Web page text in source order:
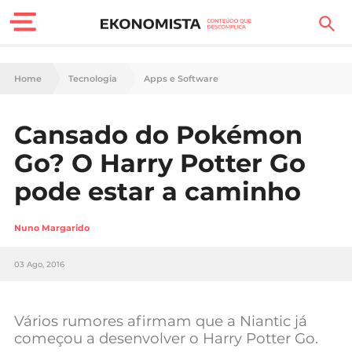
Finanças Pessoais
Carreira
Casa
Lifestyle
Sociedade
Negócios
Home Tecnologia Apps e Software
Cansado do Pokémon
Go? O Harry Potter Go
pode estar a caminho
Nuno Margarido
03 Ago, 2016
Vários rumores afirmam que a Niantic já
começou a desenvolver o Harry Potter Go.